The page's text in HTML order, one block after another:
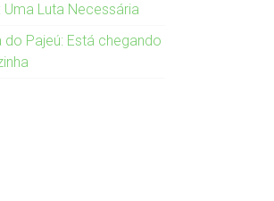
Uma Luta Necessária
Pajeú: Está chegando